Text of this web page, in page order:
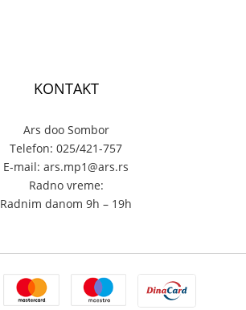
KONTAKT
Ars doo Sombor
Telefon: 025/421-757
E-mail: ars.mp1@ars.rs
Radno vreme:
Radnim danom 9h – 19h